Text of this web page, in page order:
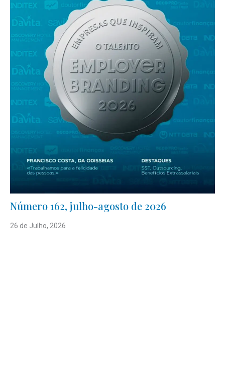
Número 162, julho-agosto de 2026
26 de Julho, 2026